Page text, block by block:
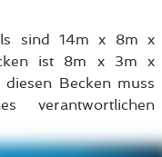
sind 14m x 8m x
ist 8m x 3m x
Becken muss
verantwortlichen